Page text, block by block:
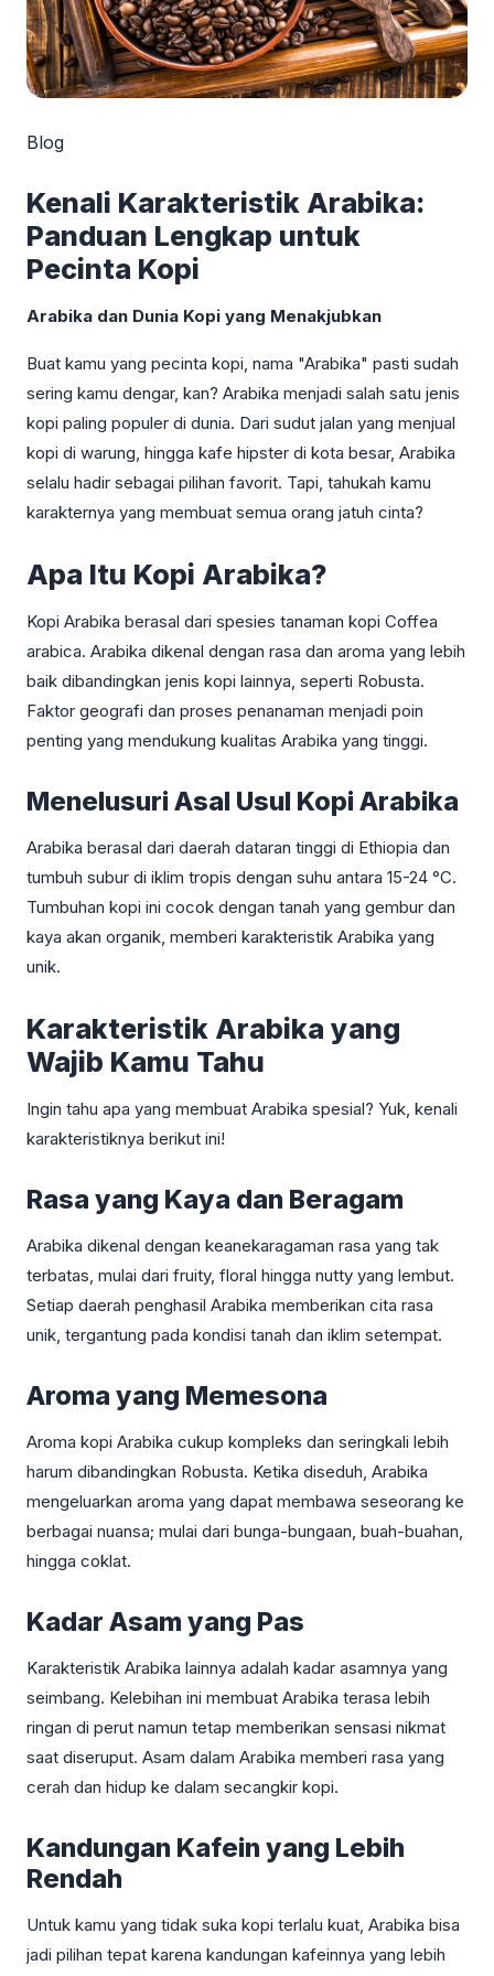
Blog
Kenali Karakteristik Arabika:
Panduan Lengkap untuk
Pecinta Kopi
Arabika dan Dunia Kopi yang Menakjubkan
Buat kamu yang pecinta kopi, nama "Arabika" pasti sudah
sering kamu dengar, kan? Arabika menjadi salah satu jenis
kopi paling populer di dunia. Dari sudut jalan yang menjual
kopi di warung, hingga kafe hipster di kota besar, Arabika
selalu hadir sebagai pilihan favorit. Tapi, tahukah kamu
karakternya yang membuat semua orang jatuh cinta?
Apa Itu Kopi Arabika?
Kopi Arabika berasal dari spesies tanaman kopi Coffea
arabica. Arabika dikenal dengan rasa dan aroma yang lebih
baik dibandingkan jenis kopi lainnya, seperti Robusta.
Faktor geografi dan proses penanaman menjadi poin
penting yang mendukung kualitas Arabika yang tinggi.
Menelusuri Asal Usul Kopi Arabika
Arabika berasal dari daerah dataran tinggi di Ethiopia dan
tumbuh subur di iklim tropis dengan suhu antara 15-24 °C.
Tumbuhan kopi ini cocok dengan tanah yang gembur dan
kaya akan organik, memberi karakteristik Arabika yang
unik.
Karakteristik Arabika yang
Wajib Kamu Tahu
Ingin tahu apa yang membuat Arabika spesial? Yuk, kenali
karakteristiknya berikut ini!
Rasa yang Kaya dan Beragam
Arabika dikenal dengan keanekaragaman rasa yang tak
terbatas, mulai dari fruity, floral hingga nutty yang lembut.
Setiap daerah penghasil Arabika memberikan cita rasa
unik, tergantung pada kondisi tanah dan iklim setempat.
Aroma yang Memesona
Aroma kopi Arabika cukup kompleks dan seringkali lebih
harum dibandingkan Robusta. Ketika diseduh, Arabika
mengeluarkan aroma yang dapat membawa seseorang ke
berbagai nuansa; mulai dari bunga-bungaan, buah-buahan,
hingga coklat.
Kadar Asam yang Pas
Karakteristik Arabika lainnya adalah kadar asamnya yang
seimbang. Kelebihan ini membuat Arabika terasa lebih
ringan di perut namun tetap memberikan sensasi nikmat
saat diseruput. Asam dalam Arabika memberi rasa yang
cerah dan hidup ke dalam secangkir kopi.
Kandungan Kafein yang Lebih
Rendah
Untuk kamu yang tidak suka kopi terlalu kuat, Arabika bisa
jadi pilihan tepat karena kandungan kafeinnya yang lebih